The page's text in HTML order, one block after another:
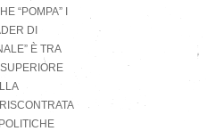
“POMPA” I
DI
È TRA